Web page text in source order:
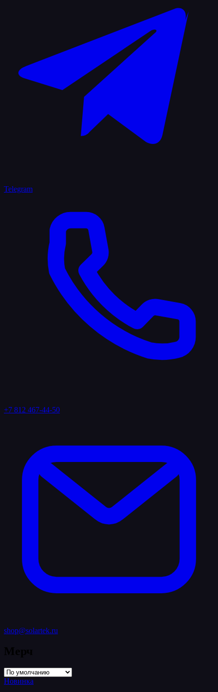
Telegram
+7 812 467-44-50
shop@solartek.ru
Новинка